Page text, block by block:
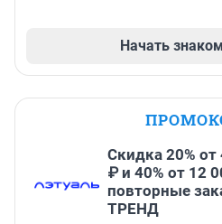
Начать
Скидка 20% от
₽ и 40% от 12
повторные
ТРЕНД